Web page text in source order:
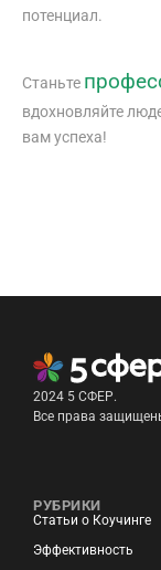
потенциал.
Станьте
вдохновляйте
вам успеха!
2024 5 СФЕР.
Все права
РУБРИКИ
Статьи о Коучинге
Эффективность